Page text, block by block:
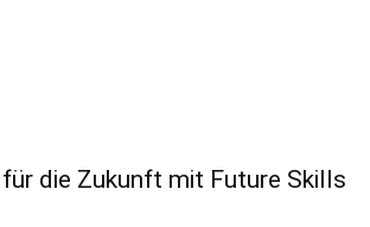
für die Zukunft mit Future Skills